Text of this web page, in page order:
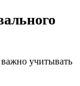
учитывать